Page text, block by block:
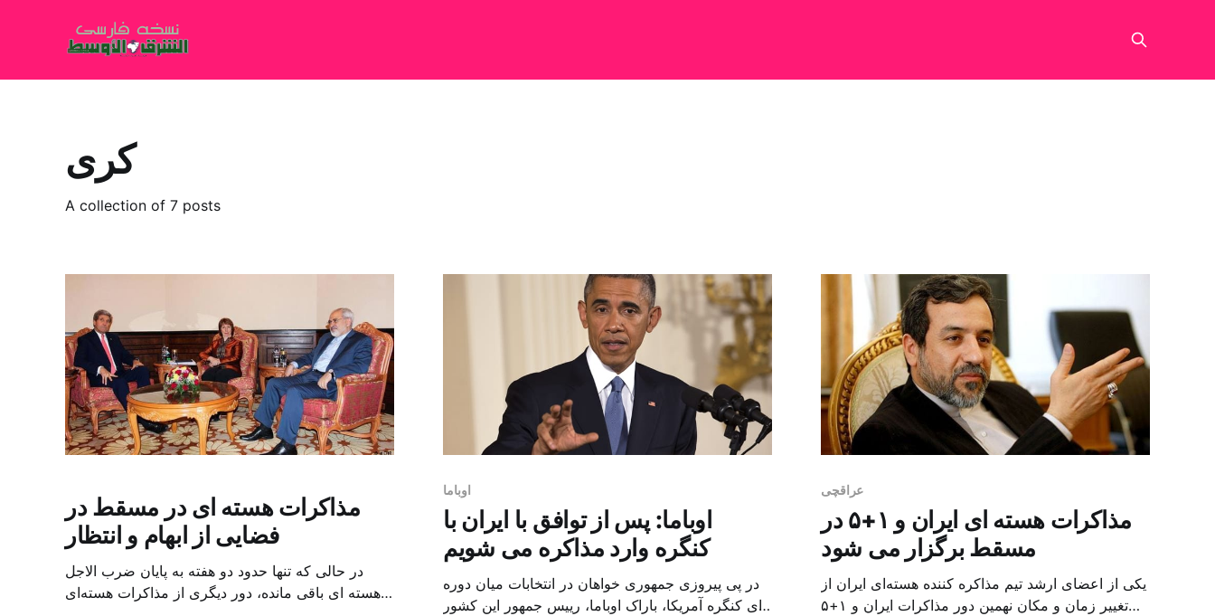
کری
A collection of 7 posts
مذاکرات هسته ای در مسقط در
فضایی از ابهام و انتظار
در حالی که تنها حدود دو هفته به پایان ضرب الاجل
هسته ای باقی مانده، دور دیگری از مذاکرات هسته‌ای
اوباما
اوباما: پس از توافق با ایران با
کنگره وارد مذاکره می شویم
در پی پیروزی جمهوری خواهان در انتخابات میان دوره
ای کنگره آمریکا، باراک اوباما، رییس جمهور این کشور
عراقچی
مذاکرات هسته ای ایران و ۱+۵ در
مسقط برگزار می شود
یکی از اعضای ارشد تیم مذاکره کننده هسته‌ای ایران از
تغییر زمان و مکان نهمین دور مذاکرات ایران و ۱+۵